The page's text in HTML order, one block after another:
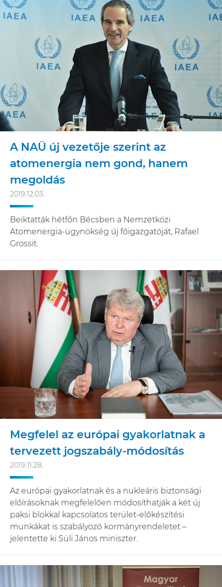
A NAÜ új vezetője szerint az
atomenergia nem gond, hanem
megoldás
2019.12.03.
Beiktatták hétfőn Bécsben a Nemzetközi
Atomenergia-ügynökség új főigazgatóját, Rafael
Grossit.
Megfelel az európai gyakorlatnak a
tervezett jogszabály-módosítás
2019.11.28.
Az európai gyakorlatnak és a nukleáris biztonsági
előírásoknak megfelelően módosíthatják a két új
paksi blokkal kapcsolatos terület-előkészítési
munkákat is szabályozó kormányrendeletet –
jelentette ki Süli János miniszter.